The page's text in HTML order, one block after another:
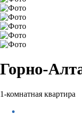
Горно-
1-комнатная квартира